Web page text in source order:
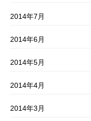
2014年7月
2014年6月
2014年5月
2014年4月
2014年3月